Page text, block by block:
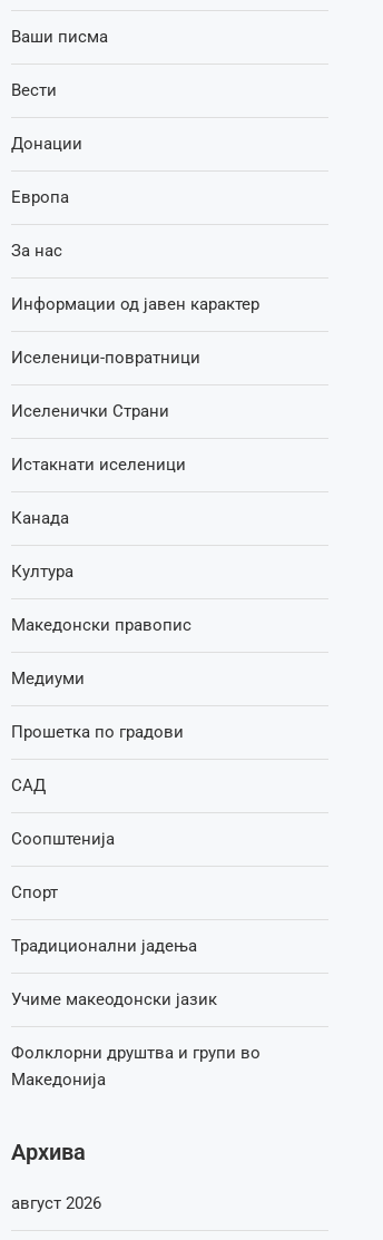
Ваши писма
Вести
Донации
Европа
За нас
Информации од јавен карактер
Иселеници-повратници
Иселенички Страни
Истакнати иселеници
Канада
Култура
Македонски правопис
Медиуми
Прошетка по градови
САД
Соопштенија
Спорт
Традиционални јадења
Учиме макеодонски јазик
Фолклорни друштва и групи во
Македонија
Архива
август 2026